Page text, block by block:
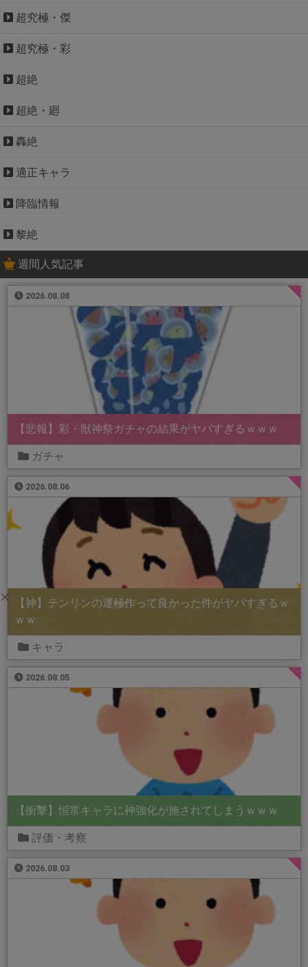
超究極・傑
超究極・彩
超絶
超絶・廻
轟絶
適正キャラ
降臨情報
黎絶
週間人気記事
2026.08.08
【悲報】彩・獣神祭ガチャの結果がヤバすぎるｗｗｗ
ガチャ
2026.08.06
【神】テンリンの運極作って良かった件がヤバすぎるｗ
ｗｗ
キャラ
2026.08.05
【衝撃】恒常キャラに神強化が施されてしまうｗｗｗ
評価・考察
2026.08.03